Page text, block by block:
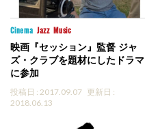
Cinema Jazz Music
映画『セッション』監督 ジャ
ズ・クラブを題材にしたドラマ
に参加
投稿日 : 2017.09.07 更新日 :
2018.06.13